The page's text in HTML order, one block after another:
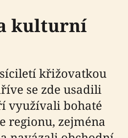
kulturní
křižovatkou
se zde usadili
využívali bohaté
regionu, zejména